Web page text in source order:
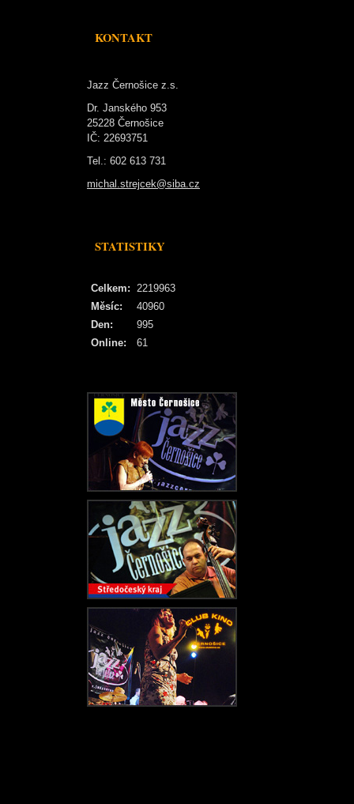
KONTAKT
Jazz Černošice z.s.
Dr. Janského 953
25228 Černošice
IČ: 22693751
Tel.: 602 613 731
michal.strejcek@siba.cz
STATISTIKY
Online: 61
Celkem: 2219963
Měsíc:
40960
Den:
995